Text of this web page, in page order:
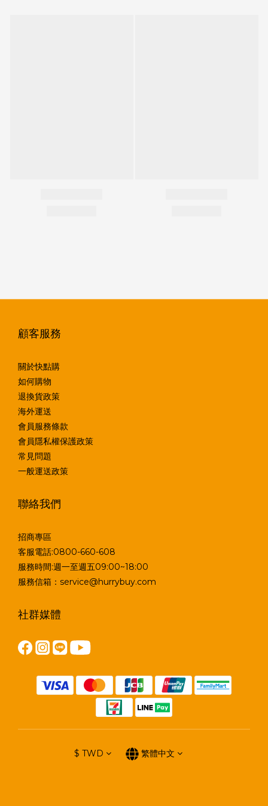
顧客服務
關於快點購
如何購物
退換貨政策
海外運送
會員服務條款
會員隱私權保護政策
常見問題
一般運送政策
聯絡我們
招商專區
客服電話:0800-660-608
服務時間:週一至週五09:00~18:00
服務信箱：service@hurrybuy.com
社群媒體
$ TWD 繁體中文